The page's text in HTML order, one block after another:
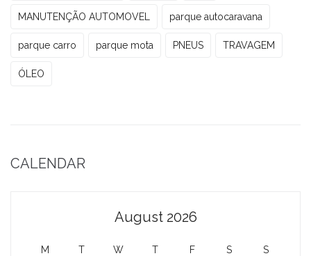
MANUTENÇÃO AUTOMOVEL parque autocaravana
parque carro parque mota PNEUS TRAVAGEM
ÓLEO
CALENDAR
August 2026
M T W T F S S